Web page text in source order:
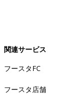
関連サービス
フースタFC
フースタ店舗